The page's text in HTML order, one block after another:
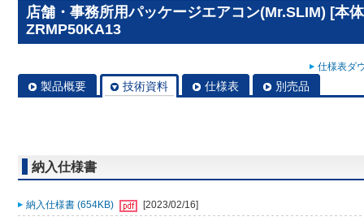
店舗・事務所用パッケージエアコン(Mr.SLIM) [本
ZRMP50KA13
仕様表ダ
製品概要 技術資料 仕様表 別売品
納入仕様書
納入仕様書 (654KB) [2023/02/16]